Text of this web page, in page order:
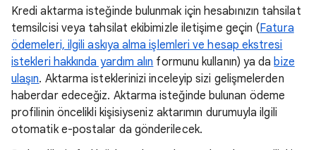
Kredi aktarma isteğinde bulunmak için hesabınızın tahsilat
temsilcisi veya tahsilat ekibimizle iletişime geçin (Fatura
ödemeleri, ilgili askıya alma işlemleri ve hesap ekstresi
istekleri hakkında yardım alın formunu kullanın) ya dabize
ulaşın. Aktarma isteklerinizi inceleyip sizi gelişmelerden
haberdar edeceğiz. Aktarma isteğinde bulunan ödeme
profilinin öncelikli kişisiyseniz aktarımın durumuyla ilgili
otomatik e-postalar da gönderilecek.